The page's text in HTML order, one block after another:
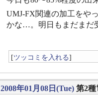
UMJ-FX関連の加工をや
かな…。明日もまだまだ
[ツッコミを入れる]
2008年01月08日(Tue) 第2